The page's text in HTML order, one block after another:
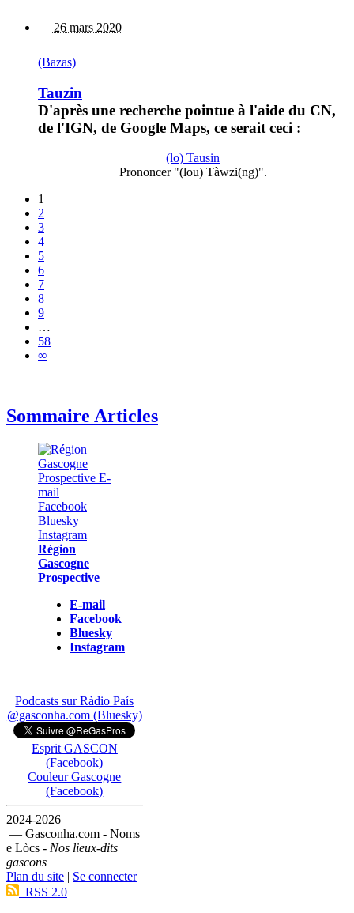
26 mars 2020
(Bazas)
Tauzin
D'après une recherche pointue à l'aide du CN,
de l'IGN, de Google Maps, ce serait ceci :
(lo) Tausin
Prononcer "(lou) Tàwzi(ng)".
1
2
3
4
5
6
7
8
9
…
58
∞
Sommaire Articles
Région
Gascogne
Prospective
E-mail
Facebook
Bluesky
Instagram
Podcasts sur Ràdio País
@gasconha.com (Bluesky)
Esprit GASCON
(Facebook)
Couleur Gascogne
(Facebook)
2024-2026
— Gasconha.com - Noms
e Lòcs - Nos lieux-dits
gascons
Plan du site | Se connecter|
RSS 2.0